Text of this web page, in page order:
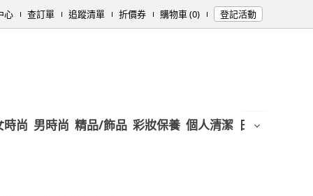
心 查訂單 追蹤清單 折價券 購物車 (0) 登記活動
時尚 男時尚 精品/飾品 彩妝保養 個人清潔 日用/紙品